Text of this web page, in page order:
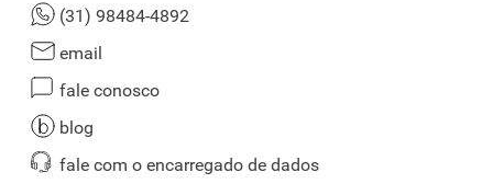
(31) 98484-4892
email
fale conosco
blog
fale com o encarregado de dados